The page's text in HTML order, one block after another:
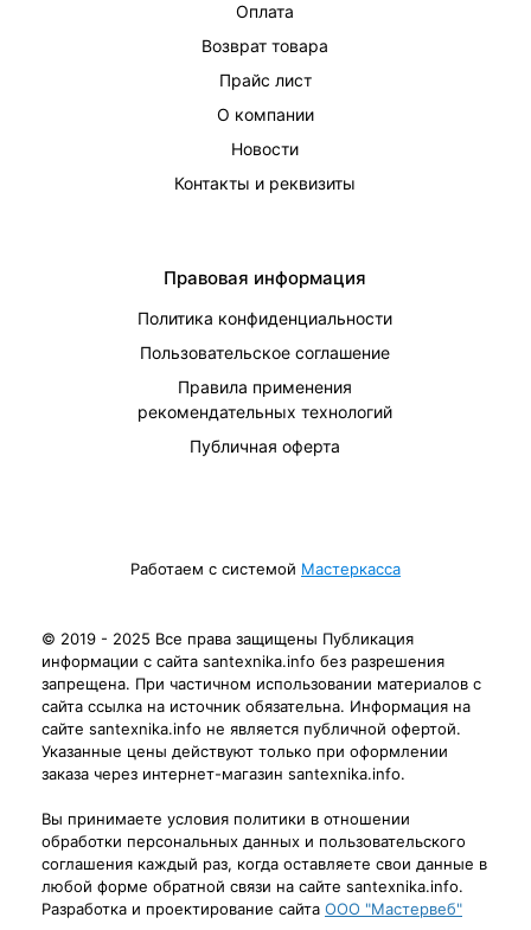
Оплата
Возврат товара
Прайс лист
О компании
Новости
Контакты и реквизиты
Правовая информация
Политика конфиденциальности
Пользовательское соглашение
Правила применения
рекомендательных технологий
Публичная оферта
Работаем с системой Мастеркасса
© 2019 - 2025 Все права защищены Публикация
информации с сайта santexnika.info без разрешения
запрещена. При частичном использовании материалов с
сайта ссылка на источник обязательна. Информация на
сайте santexnika.info не является публичной офертой.
Указанные цены действуют только при оформлении
заказа через интернет-магазин santexnika.info.
Вы принимаете условия политики в отношении
обработки персональных данных и пользовательского
соглашения каждый раз, когда оставляете свои данные в
любой форме обратной связи на сайте santexnika.info.
Разработка и проектирование сайта ООО "Мастервеб"